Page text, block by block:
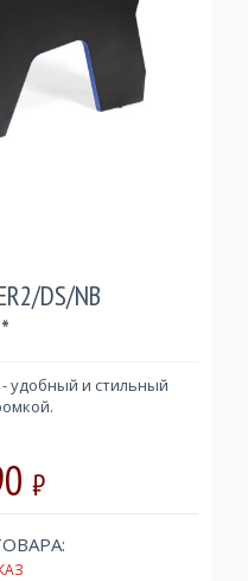
DS/NB
удобный и стильный
₽